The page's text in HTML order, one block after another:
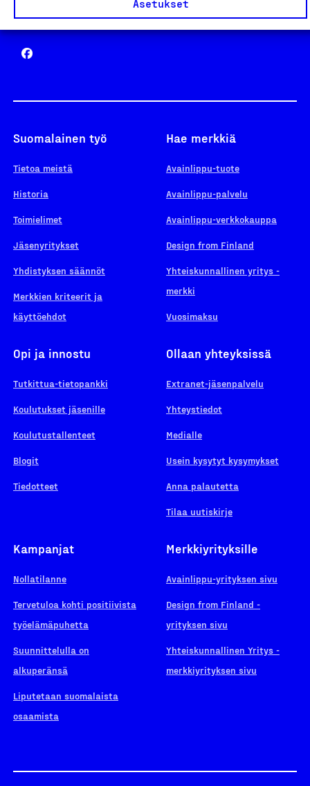
Asetukset
Yhteiskunnallinen Yritys -merkki
Suomalainen työ
Tietoa meistä
Historia
Toimielimet
Jäsenyritykset
Yhdistyksen säännöt
Merkkien kriteerit ja
käyttöehdot
Hae merkkiä
Avainlippu-tuote
Avainlippu-palvelu
Avainlippu-verkkokauppa
Design from Finland
Yhteiskunnallinen yritys -
merkki
Vuosimaksu
Opi ja innostu
Tutkittua-tietopankki
Koulutukset jäsenille
Koulutustallenteet
Blogit
Tiedotteet
Ollaan yhteyksissä
Extranet-jäsenpalvelu
Yhteystiedot
Medialle
Usein kysytyt kysymykset
Anna palautetta
Tilaa uutiskirje
Kampanjat
Nollatilanne
Tervetuloa kohti positiivista
työelämäpuhetta
Suunnittelulla on
alkuperänsä
Liputetaan suomalaista
osaamista
Merkkiyrityksille
Avainlippu-yrityksen sivu
Design from Finland -
yrityksen sivu
Yhteiskunnallinen Yritys -
merkkiyrityksen sivu